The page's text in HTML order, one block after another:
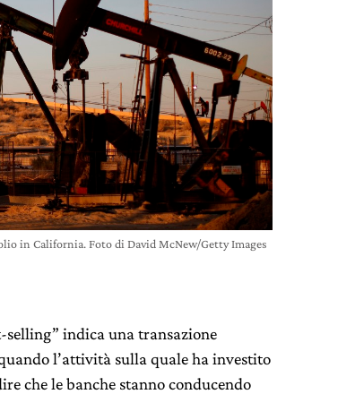
in California. Foto di David McNew/Getty Images
indica una transazione
l’attività sulla quale ha investito
che le banche stanno conducendo